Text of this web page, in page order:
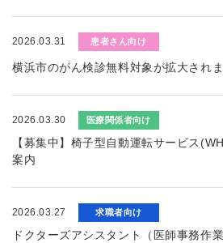
2026.03.31 患者さん向け
横浜市のがん検診無料対象が拡大され
2026.03.30 医療関係者向け
【募集中】椅子型自動運転サービス
案内
2026.03.27 求職者向け
ドクターズアシスタント（医師事務作